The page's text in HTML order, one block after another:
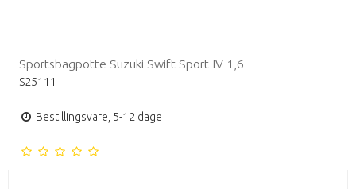
Sportsbagpotte Suzuki Swift Sport IV 1,6
S25111
Bestillingsvare, 5-12 dage